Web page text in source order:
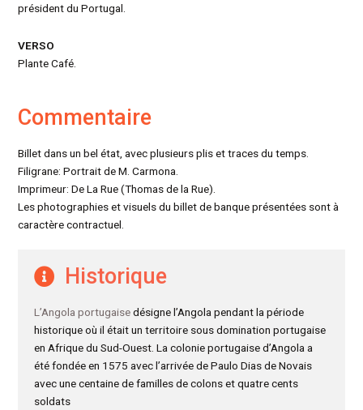
président du Portugal.
VERSO
Plante Café.
Commentaire
Billet dans un bel état, avec plusieurs plis et traces du temps.
Filigrane: Portrait de M. Carmona.
Imprimeur: De La Rue (Thomas de la Rue).
Les photographies et visuels du billet de banque présentées sont à
caractère contractuel.
Historique
L’Angola portugaisedésigne l’Angola pendant la période
historique où il était un territoire sous domination portugaise
en Afrique du Sud-Ouest. La colonie portugaise d’Angola a
été fondée en 1575 avec l’arrivée de Paulo Dias de Novais
avec une centaine de familles de colons et quatre cents
soldats